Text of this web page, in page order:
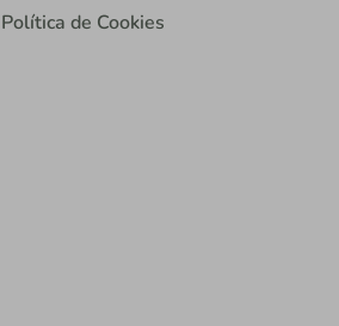
Política de Cookies